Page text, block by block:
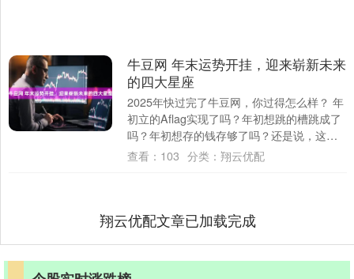
牛豆网 年末运势开挂，迎来崭新未来
的四大星座
2025年快过完了牛豆网，你过得怎么样？ 年
初立的Aflag实现了吗？年初想跳的槽跳成了
吗？年初想存的钱存够了吗？还是说，这一
年又在浑浑噩噩中度过，到年底一回头....
查看： 103 分类： 翔云优配
翔云优配文章已加载完成